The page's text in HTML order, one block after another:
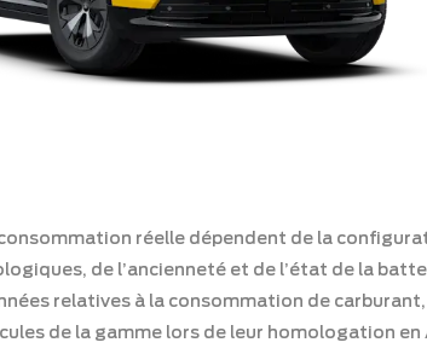
réelle dépendent de la
de l’ancienneté et de l’état de la
relatives à la consommation de
de la gamme lors de leur homologation